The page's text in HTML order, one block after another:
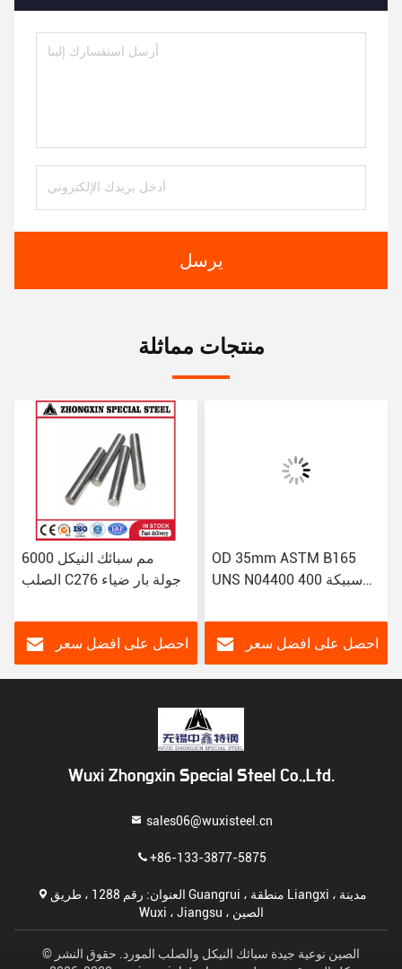
يرسل
منتجات مماثلة
6000 مم سبائك النيكل
الصلب C276 جولة بار ضياء
احصل على افضل سعر
OD 35mm ASTM B165
UNS N04400 سبيكة 400
احصل على افضل سعر
Wuxi Zhongxin Special Steel Co.,Ltd.
sales06@wuxisteel.cn
+86-133-3877-5875
العنوان: رقم 1288 ، طريق Guangrui ، منطقة Liangxi ، مدينة
Wuxi ، Jiangsu ، الصين
الصين نوعية جيدة سبائك النيكل والصلب المورد. حقوق النشر ©